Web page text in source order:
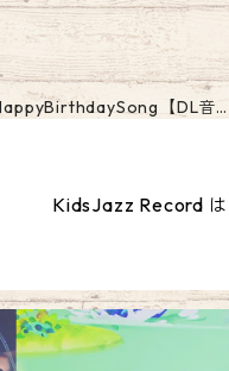
【DL音
KidsJazz Record